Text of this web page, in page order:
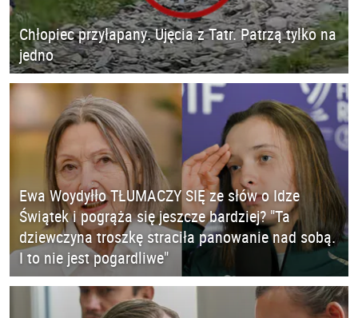
Chłopiec przyłapany. Ujęcia z Tatr. Patrzą tylko na
jedno
Ewa Woydyłło TŁUMACZY SIĘ ze słów o Idze
Świątek i pogrąża się jeszcze bardziej? "Ta
dziewczyna troszkę straciła panowanie nad sobą.
I to nie jest pogardliwe"